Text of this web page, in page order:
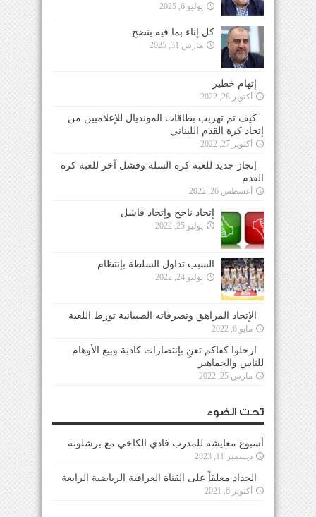
يوليو 6, 2025
كل إناء بما فيه ينضح
مارس 31, 2025
إتهام خطير
أكتوبر 28, 2022
كيف تم تهريب بطاقات المونديال للإعلاميين من
إتحاد كرة القدم اللبناني
أكتوبر 27, 2022
إنجاز جديد للعبة كرة السلة وفشل آخر للعبة كرة
القدم
أغسطس 26, 2022
إتحاد ناجح وإتحاد فاشل
يوليو 25, 2022
السبب تداول السلطة بإنتظام
يوليو 24, 2022
الإتحاد المراهق وتصرفاته الصبيانية تورط اللعبة
مايو 6, 2022
ارحلوا كفاكم تغنٍ بإنتصارات كاذبة وبيع الأوهام
للناس والجماهير
مارس 25, 2022
تحت الضوء
أسبوع معايشة للمدرب فادي الكاخي مع برشلونة
ديسمبر 11, 2023
الحداد معلقاً على القناة العراقية الرياضية الرابعة
أكتوبر 6, 2021